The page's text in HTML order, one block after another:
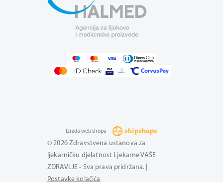
© 2026 Zdravstvena ustanova za
ljekarničku djelatnost Ljekarne VAŠE
ZDRAVLJE - Sva prava pridržana. |
Postavke kolačića
Izrada web shopa